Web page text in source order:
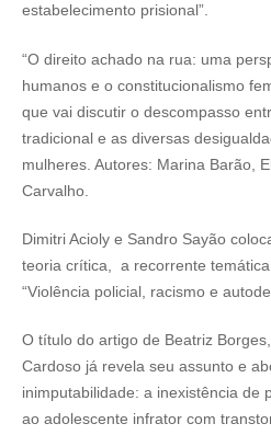
estabelecimento prisional”.
“O direito achado na rua: uma
humanos e o constitucionalismo
que vai discutir o descompasso
tradicional e as diversas
mulheres. Autores: Marina Barão,
Carvalho.
Dimitri Acioly e Sandro Sayão
teoria crítica, a recorrente
“Violência policial, racismo e
O título do artigo de Beatriz
Cardoso já revela seu assunto e
inimputabilidade: a inexistência de
ao adolescente infrator com